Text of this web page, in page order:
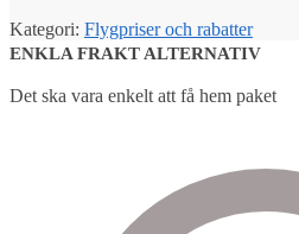
Kategori: Flygpriser och rabatter
ENKLA FRAKT ALTERNATIV
Det ska vara enkelt att få hem paket